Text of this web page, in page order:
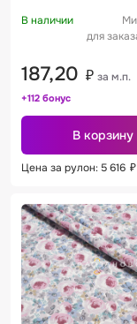
В наличии
для
187,20 ₽ за м.п.
+112 бонус
В корзину
Цена за рулон: 5 616 ₽